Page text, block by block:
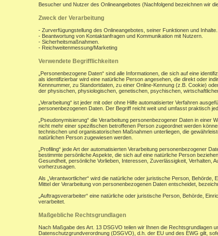
Besucher und Nutzer des Onlineangebotes (Nachfolgend bezeichnen wir
Zweck der Verarbeitung
- Zurverfügungstellung des Onlineangebotes, seiner Funktionen und Inhalte.
- Beantwortung von Kontaktanfragen und Kommunikation mit Nutzern.
- Sicherheitsmaßnahmen.
- Reichweitenmessung/Marketing
Verwendete Begrifflichkeiten
„Personenbezogene Daten“ sind alle Informationen, die sich auf eine
als identifizierbar wird eine natürliche Person angesehen, die direkt oder
Kennnummer, zu Standortdaten, zu einer Online-Kennung (z.B. Cookie)
der physischen, physiologischen, genetischen, psychischen,
„Verarbeitung“ ist jeder mit oder ohne Hilfe automatisierter Verfahren
personenbezogenen Daten. Der Begriff reicht weit und umfasst praktisch
„Pseudonymisierung“ die Verarbeitung personenbezogener Daten in
nicht mehr einer spezifischen betroffenen Person zugeordnet werden
technischen und organisatorischen Maßnahmen unterliegen, die
natürlichen Person zugewiesen werden.
„Profiling“ jede Art der automatisierten Verarbeitung personenbezogener
bestimmte persönliche Aspekte, die sich auf eine natürliche Person
Gesundheit, persönliche Vorlieben, Interessen, Zuverlässigkeit, Verhalten,
vorherzusagen.
Als „Verantwortlicher“ wird die natürliche oder juristische Person,
Mittel der Verarbeitung von personenbezogenen Daten entscheidet,
„Auftragsverarbeiter“ eine natürliche oder juristische Person, Behörde,
verarbeitet.
Maßgebliche Rechtsgrundlagen
Nach Maßgabe des Art. 13 DSGVO teilen wir Ihnen die
Datenschutzgrundverordnung (DSGVO), d.h. der EU und des EWG gilt,